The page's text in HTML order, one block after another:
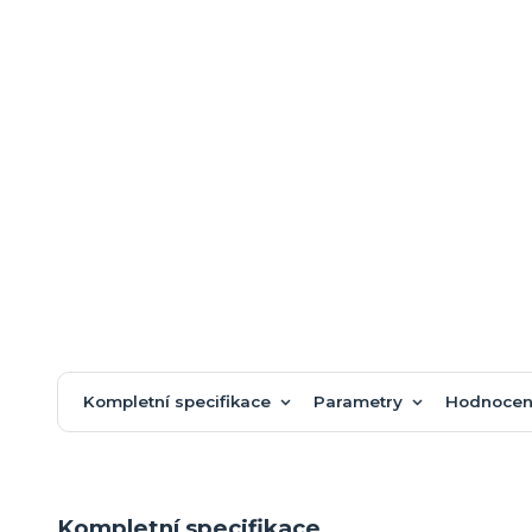
Kompletní specifikace Parametry